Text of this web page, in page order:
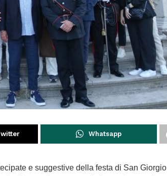
Whatsapp
e suggestive della festa di San Giorgio